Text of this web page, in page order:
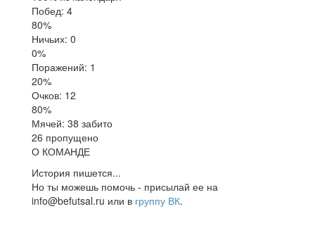
Побед: 4
80%
Ничьих: 0
0%
Поражений: 1
20%
Очков: 12
80%
Мячей: 38 забито
26 пропущено
О КОМАНДЕ
История пишется...
Но ты можешь помочь - присылай ее на
info@befutsal.ru или в группу ВК.